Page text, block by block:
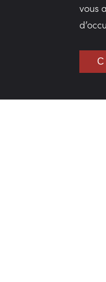
vous